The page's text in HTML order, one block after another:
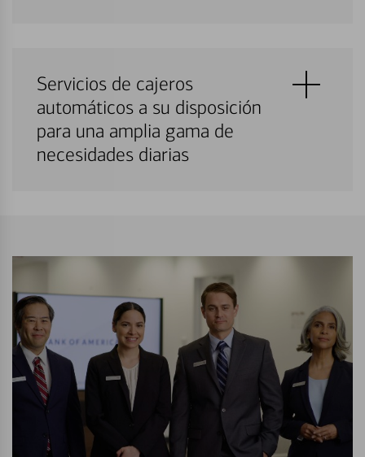
Servicios de cajeros
automáticos a su disposición
para una amplia gama de
necesidades diarias